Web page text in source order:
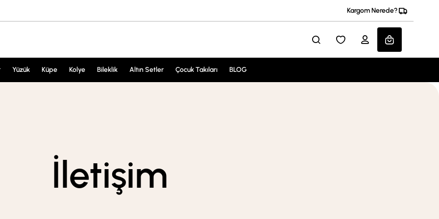
Kargom Nerede?
Yüzük Küpe Kolye Bileklik Altın Setler Çocuk Takıları BLOG
İletişim